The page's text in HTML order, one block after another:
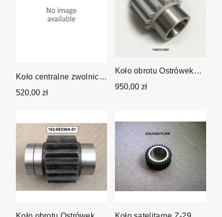
Koło centralne zwolnicy
Z-21
520,00 zł
Koło obrotu Ostrówek
162
950,00 zł